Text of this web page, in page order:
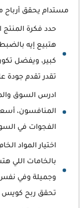
مستدام يحقق أرباح
حدد فكرة
هتبيع إيه
كبير، ويفضل
تقدر تقدم جودة
ادرس السوق
المنافسون،
الفجوات في
اختيار المواد
بالخامات اللي
وجميلة وفي
تحقق ربح كويس